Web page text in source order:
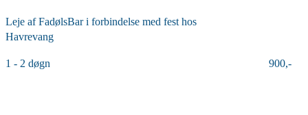
Leje af FadølsBar i forbindelse med fest hos
Havrevang
1 - 2 døgn 900,-